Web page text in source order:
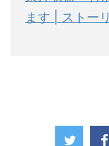
ます | ストー